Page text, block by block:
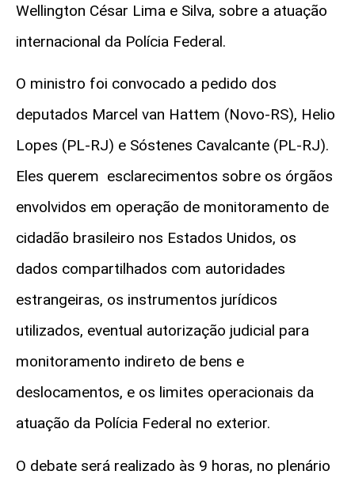
Wellington César Lima e Silva, sobre a atuação
internacional da Polícia Federal.
O ministro foi convocado a pedido dos
deputados Marcel van Hattem (Novo-RS), Helio
Lopes (PL-RJ) e Sóstenes Cavalcante (PL-RJ).
Eles querem esclarecimentos sobre os órgãos
envolvidos em operação de monitoramento de
cidadão brasileiro nos Estados Unidos, os
dados compartilhados com autoridades
estrangeiras, os instrumentos jurídicos
utilizados, eventual autorização judicial para
monitoramento indireto de bens e
deslocamentos, e os limites operacionais da
atuação da Polícia Federal no exterior.
O debate será realizado às 9 horas, no plenário